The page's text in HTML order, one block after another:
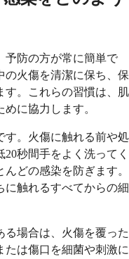
予防の方が常に簡単で
の火傷を清潔に保ち、保
す。これらの習慣は、肌
に協力します。
す。火傷に触れる前や処
秒間手をよく洗ってく
どの感染を防ぎます。
に触れるすべてからの細
る場合は、火傷を覆った
たは傷口を細菌や刺激に